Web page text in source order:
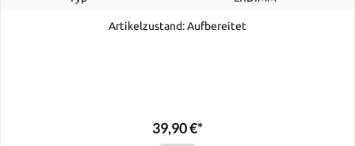
Artikelzustand: Aufbereitet
39,90 €*